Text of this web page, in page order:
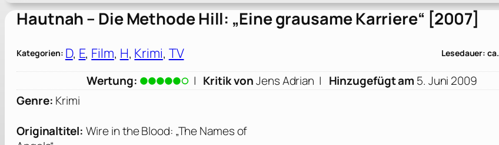
Hautnah – Die Methode Hill: „Eine grausame Karriere“ [2007]
Kategorien: D, E, Film, H, Krimi, TV Lesedauer: ca.
Wertung: | Kritik vonJens Adrian | Hinzugefügt am 5. Juni 2009
Genre: Krimi
Originaltitel: Wire in the Blood: „The Names of